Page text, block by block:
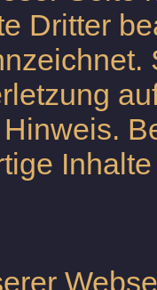
Dritter